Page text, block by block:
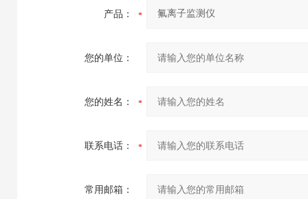
产品：
您的单位：
您的姓名：
联系电话：
常用邮箱：